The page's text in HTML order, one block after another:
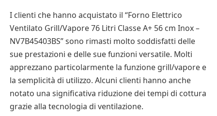
I clienti che hanno acquistato il “Forno Elettrico
Ventilato Grill/Vapore 76 Litri Classe A+ 56 cm Inox –
NV7B45403BS” sono rimasti molto soddisfatti delle
sue prestazioni e delle sue funzioni versatile. Molti
apprezzano particolarmente la funzione grill/vapore e
la semplicità di utilizzo. Alcuni clienti hanno anche
notato una significativa riduzione dei tempi di cottura
grazie alla tecnologia di ventilazione.